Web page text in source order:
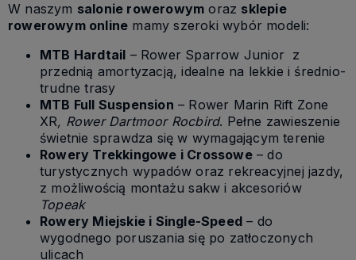
W naszym salonie rowerowym oraz sklepie
rowerowym online mamy szeroki wybór modeli:
MTB Hardtail – Rower Sparrow Junior z
przednią amortyzacją, idealne na lekkie i średnio-
trudne trasy
MTB Full Suspension – Rower Marin Rift Zone
XR, Rower Dartmoor Rocbird. Pełne zawieszenie
świetnie sprawdza się w wymagającym terenie
Rowery Trekkingowe i Crossowe– do
turystycznych wypadów oraz rekreacyjnej jazdy,
z możliwością montażu sakw i akcesoriów
Topeak
Rowery Miejskie i Single-Speed – do
wygodnego poruszania się po zatłoczonych
ulicach